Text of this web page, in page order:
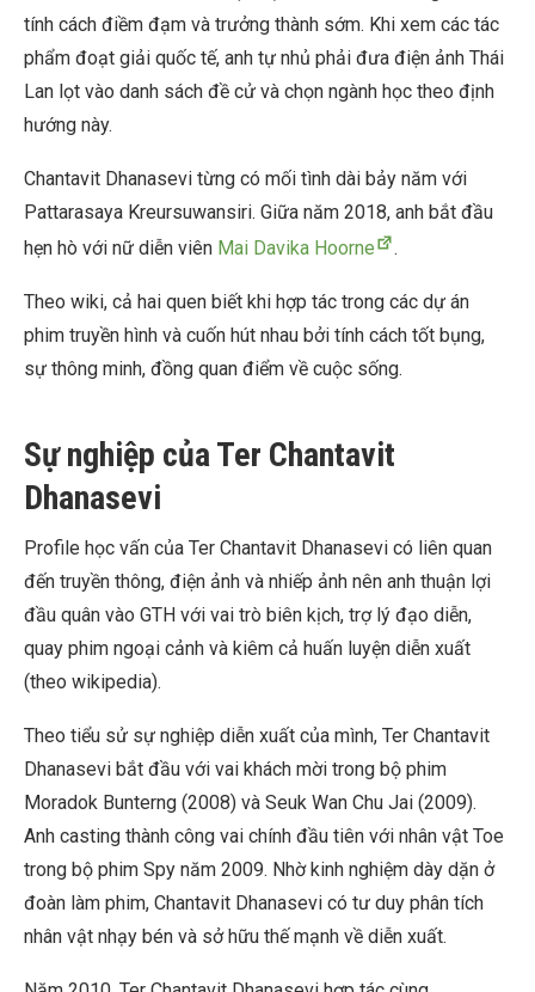
tính cách điềm đạm và trưởng thành sớm. Khi xem các tác
phẩm đoạt giải quốc tế, anh tự nhủ phải đưa điện ảnh Thái
Lan lọt vào danh sách đề cử và chọn ngành học theo định
hướng này.
Chantavit Dhanasevi từng có mối tình dài bảy năm với
Pattarasaya Kreursuwansiri. Giữa năm 2018, anh bắt đầu
hẹn hò với nữ diễn viên Mai Davika Hoorne .
Theo wiki, cả hai quen biết khi hợp tác trong các dự án
phim truyền hình và cuốn hút nhau bởi tính cách tốt bụng,
sự thông minh, đồng quan điểm về cuộc sống.
Sự nghiệp của Ter Chantavit
Dhanasevi
Profile học vấn của Ter Chantavit Dhanasevi có liên quan
đến truyền thông, điện ảnh và nhiếp ảnh nên anh thuận lợi
đầu quân vào GTH với vai trò biên kịch, trợ lý đạo diễn,
quay phim ngoại cảnh và kiêm cả huấn luyện diễn xuất
(theo wikipedia).
Theo tiểu sử sự nghiệp diễn xuất của mình, Ter Chantavit
Dhanasevi bắt đầu với vai khách mời trong bộ phim
Moradok Bunterng (2008) và Seuk Wan Chu Jai (2009).
Anh casting thành công vai chính đầu tiên với nhân vật Toe
trong bộ phim Spy năm 2009. Nhờ kinh nghiệm dày dặn ở
đoàn làm phim, Chantavit Dhanasevi có tư duy phân tích
nhân vật nhạy bén và sở hữu thế mạnh về diễn xuất.